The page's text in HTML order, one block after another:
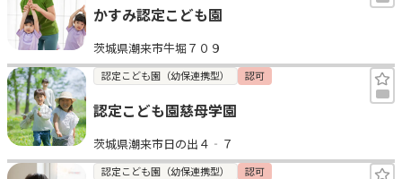
かすみ認定こども園
茨城県潮来市牛堀７０９
認定こども園（幼保連携型） 認可
認定こども園慈母学園
茨城県潮来市日の出４‐７
認定こども園（幼保連携型） 認可